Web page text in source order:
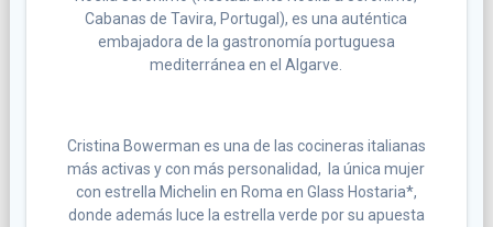
Cabanas de Tavira, Portugal), es una auténtica
embajadora de la gastronomía portuguesa
mediterránea en el Algarve.
Cristina Bowerman es una de las cocineras italianas
más activas y con más personalidad,
la única mujer
con estrella Michelin en Roma en Glass Hostaria*,
donde además luce la estrella verde por su apuesta